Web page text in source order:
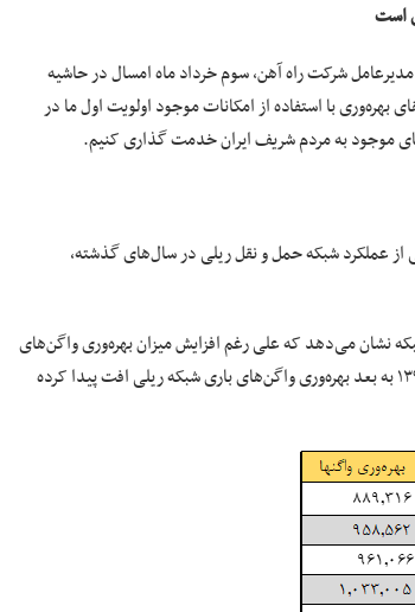
است
شرکت راه آهن، سوم خرداد ماه امسال در حاشیه
بهره‌وری با استفاده از امکانات موجود اولویت اول ما در
موجود به مردم شریف ایران خدمت گذاری کنیم.
عملکرد شبکه حمل و نقل ریلی در سال‌های گذشته،
نشان می‌دهد که علی رغم افزایش میزان بهره‌وری واگن‌های
باری طی سال‌های ۱۳۹۰ تا ۱۳۹۷، متأسفانه از سال ۱۳۹۷ به بعد بهره‌وری واگن‌های باری شبکه ریلی افت پیدا کرده